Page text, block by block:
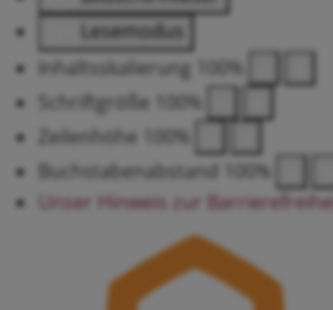
Lesemodus
Inhaltsskalierung
100 %
Schriftgröße
100 %
Zeilenhöhe
100 %
Buchstabenabstand
100 %
Unser Hinweis zur Barrierefreiheit